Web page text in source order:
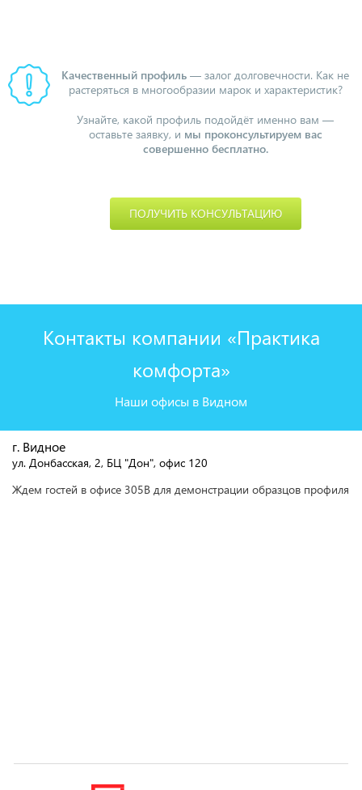
Качественный профиль — залог долговечности. Как не
растеряться в многообразии марок и характеристик?
Узнайте, какой профиль подойдёт именно вам —
оставьте заявку, и мы проконсультируем вас
совершенно бесплатно.
ПОЛУЧИТЬ КОНСУЛЬТАЦИЮ
Контакты компании «Практика
комфорта»
Наши офисы в Видном
г. Видное
ул. Донбасская, 2, БЦ "Дон", офис 120
Ждем гостей в офисе 305В для демонстрации образцов профиля